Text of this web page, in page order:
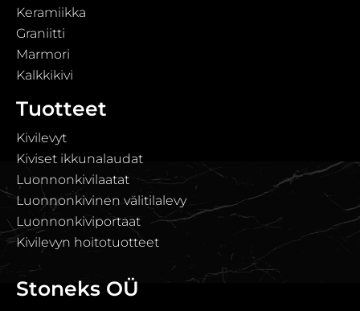
Keramiikka
Graniitti
Marmori
Kalkkikivi
Tuotteet
Kivilevyt
Kiviset ikkunalaudat
Luonnonkivilaatat
Luonnonkivinen välitilalevy
Luonnonkiviportaat
Kivilevyn hoitotuotteet
Stoneks OÜ